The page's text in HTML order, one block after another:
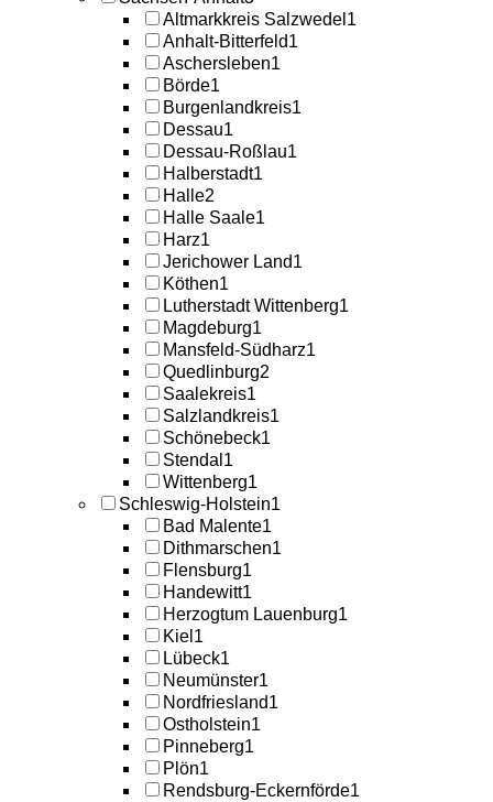
Altmarkkreis Salzwedel 1
Anhalt-Bitterfeld1
Aschersleben1
Börde1
Burgenlandkreis1
Dessau1
Dessau-Roßlau1
Halberstadt1
Halle2
Halle Saale1
Harz1
Jerichower Land1
Köthen1
Lutherstadt Wittenberg1
Magdeburg1
Mansfeld-Südharz1
Quedlinburg2
Saalekreis1
Salzlandkreis1
Schönebeck1
Stendal 1
Wittenberg1
Schleswig-Holstein1
Bad Malente1
Dithmarschen1
Flensburg1
Handewitt1
Herzogtum Lauenburg1
Kiel 1
Lübeck1
Neumünster1
Nordfriesland1
Ostholstein1
Pinneberg1
Plön1
Rendsburg-Eckernförde1